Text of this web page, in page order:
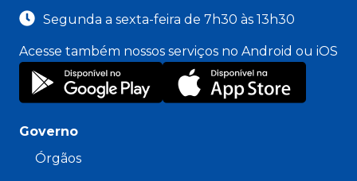
Segunda a sexta-feira de 7h30 às 13h30
Acesse também nossos serviços no Android ou iOS
Governo
Órgãos